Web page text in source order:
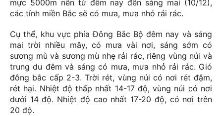
mực 5000m nên từ đêm nay đến sáng mai (10/12),
các tỉnh miền Bắc sẽ có mưa, mưa nhỏ rải rác.
Cụ thể, khu vực phía Đông Bắc Bộ đêm nay và sáng
mai trời nhiều mây, có mưa vài nơi, sáng sớm có
sương mù và sương mù nhẹ rải rác, riêng vùng núi và
trung du đêm và sáng có mưa, mưa nhỏ rải rác. Gió
đông bắc cấp 2-3. Trời rét, vùng núi có nơi rét đậm,
rét hại. Nhiệt độ thấp nhất 14-17 độ, vùng núi có nơi
dưới 14 độ. Nhiệt độ cao nhất 17-20 độ, có nơi trên
20 độ.